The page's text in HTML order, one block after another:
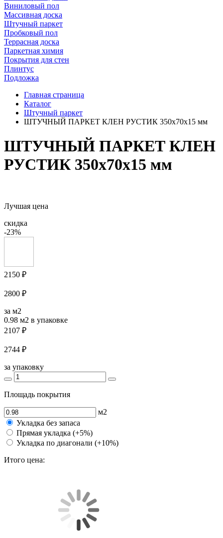
Виниловый пол
Массивная доска
Штучный паркет
Пробковый пол
Террасная доска
Паркетная химия
Покрытия для стен
Плинтус
Подложка
Главная страница
Каталог
Штучный паркет
ШТУЧНЫЙ ПАРКЕТ КЛЕН РУСТИК 350x70x15 мм
ШТУЧНЫЙ ПАРКЕТ КЛЕН
РУСТИК 350x70x15 мм
Лучшая цена
скидка
-23%
2150 ₽
2800 ₽
за м2
0.98 м2 в упаковке
2107 ₽
2744 ₽
за упаковку
Площадь покрытия
м2
Укладка без запаса
Прямая укладка (+5%)
Укладка по диагонали (+10%)
Итого цена: